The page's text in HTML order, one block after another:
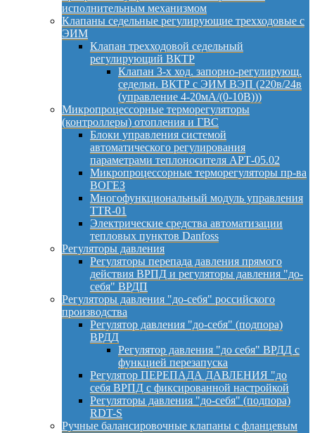
исполнительным механизмом
Клапаны седельные регулирующие трехходовые с
ЭИМ
Клапан трехходовой седельный
регулирующий ВКТР
Клапан 3-х ход. запорно-регулирующ.
седельн. ВКТР с ЭИМ ВЭП (220в/24в
(управление 4-20мА/(0-10В)))
Микропроцессорные терморегуляторы
(контроллеры) отопления и ГВС
Блоки управления системой
автоматического регулирования
параметрами теплоносителя АРТ-05.02
Микропроцессорные терморегуляторы пр-ва
ВОГЕЗ
Многофункциональный модуль управления
TTR-01
Электрические средства автоматизации
тепловых пунктов Danfoss
Регуляторы давления
Регуляторы перепада давления прямого
действия ВРПД и регуляторы давления "до-
себя" ВРДП
Регуляторы давления "до-себя" российского
производства
Регулятор давления "до-себя" (подпора)
ВРДД
Регулятор давления "до себя" ВРДД с
функцией перезапуска
Регулятор ПЕРЕПАДА ДАВЛЕНИЯ "до
себя ВРПД с фиксированной настройкой
Регуляторы давления "до-себя" (подпора)
RDT-S
Ручные балансировочные клапаны с фланцевым